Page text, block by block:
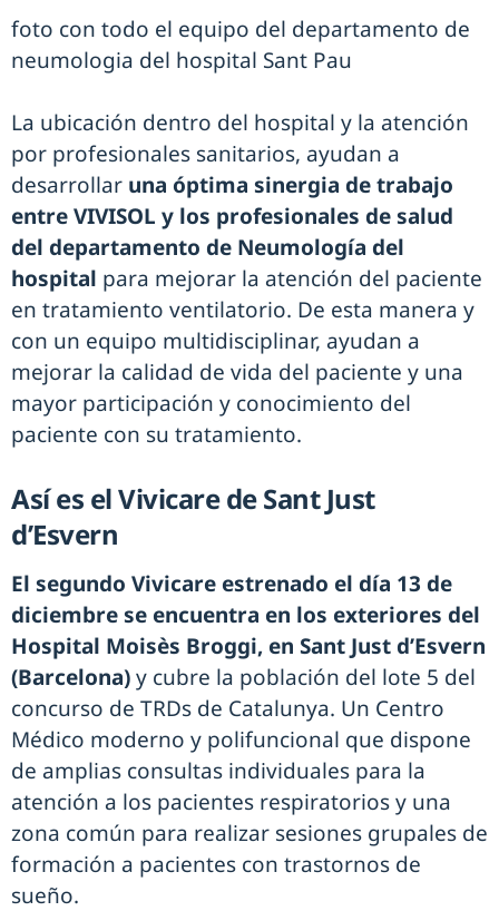
foto con todo el equipo del departamento de
neumologia del hospital Sant Pau
La ubicación dentro del hospital y la atención
por profesionales sanitarios, ayudan a
desarrollar una óptima sinergia de trabajo
entre VIVISOL y los profesionales de salud
del departamento de Neumología del
hospital para mejorar la atención del paciente
en tratamiento ventilatorio. De esta manera y
con un equipo multidisciplinar, ayudan a
mejorar la calidad de vida del paciente y una
mayor participación y conocimiento del
paciente con su tratamiento.
Así es el Vivicare de Sant Just
d’Esvern
El segundo Vivicare estrenado el día 13 de
diciembre se encuentra en los exteriores del
Hospital Moisès Broggi, en Sant Just d’Esvern
(Barcelona)y cubre la población del lote 5 del
concurso de TRDs de Catalunya. Un Centro
Médico moderno y polifuncional que dispone
de amplias consultas individuales para la
atención a los pacientes respiratorios y una
zona común para realizar sesiones grupales de
formación a pacientes con trastornos de
sueño.